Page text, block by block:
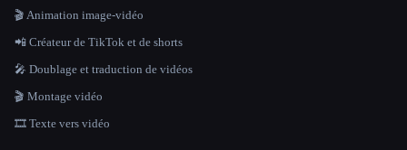
🎬 Animation image-vidéo
📲 Créateur de TikTok et de shorts
🎤 Doublage et traduction de vidéos
🎬 Montage vidéo
🎞️ Texte vers vidéo